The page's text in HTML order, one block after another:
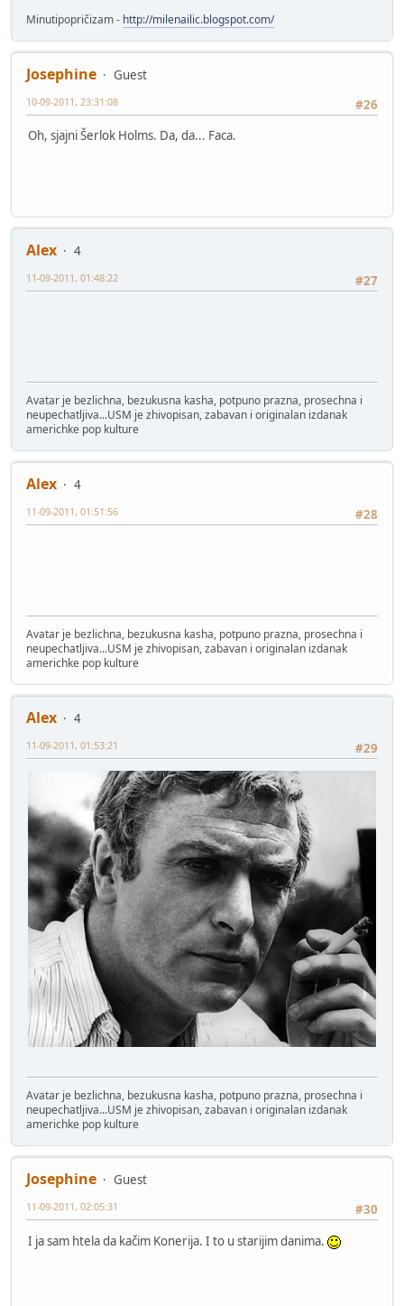
Minutipopričizam - http://milenailic.blogspot.com/
Josephine
Guest
#26
10-09-2011, 23:31:08
Oh, sjajni Šerlok Holms. Da, da... Faca.
Alex
4
#27
11-09-2011, 01:48:22
Avatar je bezlichna, bezukusna kasha, potpuno prazna, prosechna i
neupechatljiva...USM je zhivopisan, zabavan i originalan izdanak
americhke pop kulture
Alex
4
#28
11-09-2011, 01:51:56
Avatar je bezlichna, bezukusna kasha, potpuno prazna, prosechna i
neupechatljiva...USM je zhivopisan, zabavan i originalan izdanak
americhke pop kulture
Alex
4
#29
11-09-2011, 01:53:21
Avatar je bezlichna, bezukusna kasha, potpuno prazna, prosechna i
neupechatljiva...USM je zhivopisan, zabavan i originalan izdanak
americhke pop kulture
Josephine
Guest
#30
11-09-2011, 02:05:31
I ja sam htela da kačim Konerija. I to u starijim danima.